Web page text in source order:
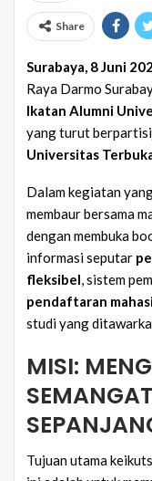
Share
Surabaya, 8 Juni
Raya Darmo
Ikatan Alumni
yang turut
Universitas
Dalam kegiatan
membaur bersama
dengan membuka
informasi seputar
fleksibel, sistem
pendaftaran
studi yang
MISI:
Tujuan utama